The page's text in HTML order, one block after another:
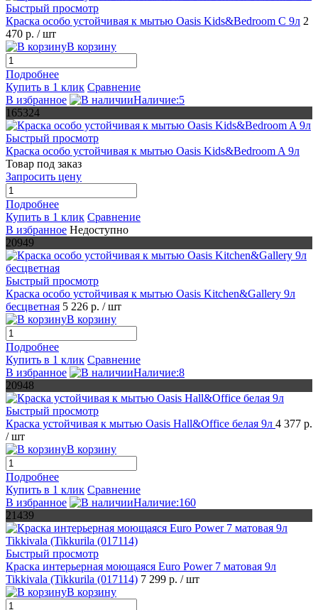
Быстрый просмотр
Краска особо устойчивая к мытью Oasis Kids&Bedroom C 9л 2
470 р. / шт
В корзину
Подробнее
Купить в 1 клик Сравнение
В избранное
Наличие:5
165324
Быстрый просмотр
Краска особо устойчивая к мытью Oasis Kids&Bedroom A 9л
Товар под заказ
Запросить цену
Подробнее
Купить в 1 клик Сравнение
В избранное Недоступно
20949
Быстрый просмотр
Краска особо устойчивая к мытью Oasis Kitchen&Gallery 9л
бесцветная 5 226 р. / шт
В корзину
Подробнее
Купить в 1 клик Сравнение
В избранное
Наличие:8
20948
Быстрый просмотр
Краска устойчивая к мытью Oasis Hall&Office белая 9л 4 377 р.
/ шт
В корзину
Подробнее
Купить в 1 клик Сравнение
В избранное
Наличие:160
21439
Быстрый просмотр
Краска интерьерная моющаяся Euro Power 7 матовая 9л
Tikkivala (Tikkurila (017114) 7 299 р. / шт
В корзину